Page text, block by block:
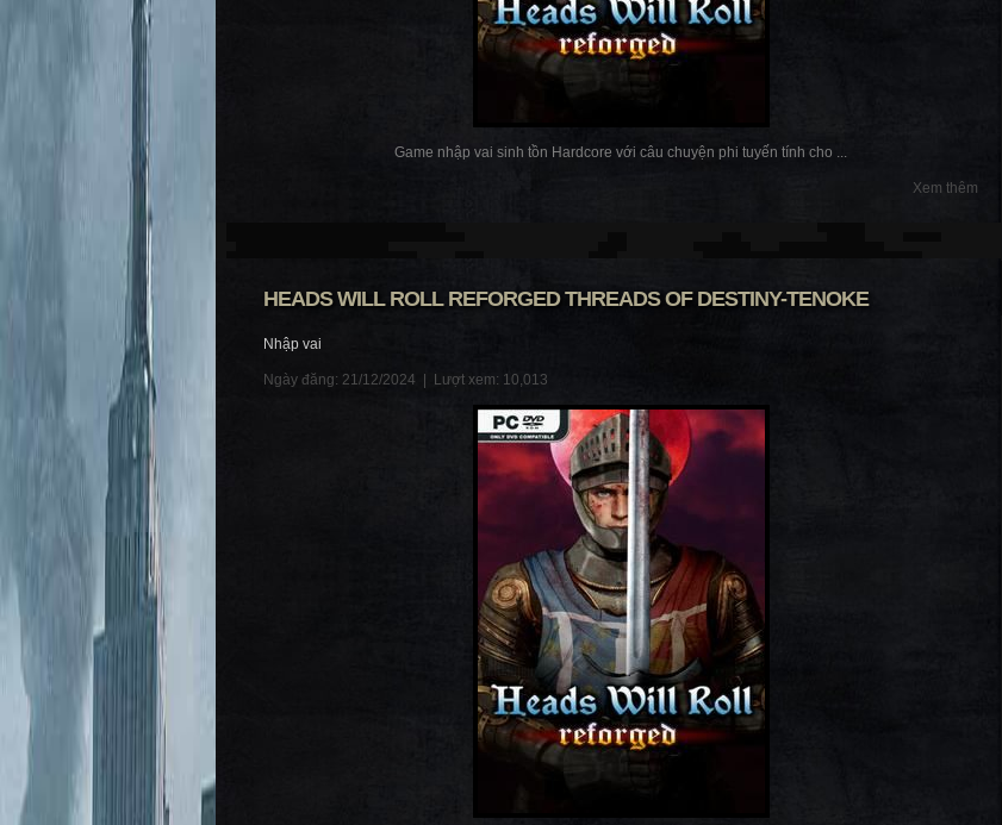
Game nhập vai sinh tồn Hardcore với câu chuyện phi tuyến tính cho ...
Xem thêm
HEADS WILL ROLL REFORGED THREADS OF DESTINY-TENOKE
Nhập vai
Ngày đăng: 21/12/2024 | Lượt xem: 10,013